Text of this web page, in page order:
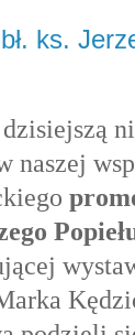
ks.
naszej ws